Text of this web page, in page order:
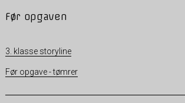
Før opgaven
3. klasse storyline
Før opgave - tømrer